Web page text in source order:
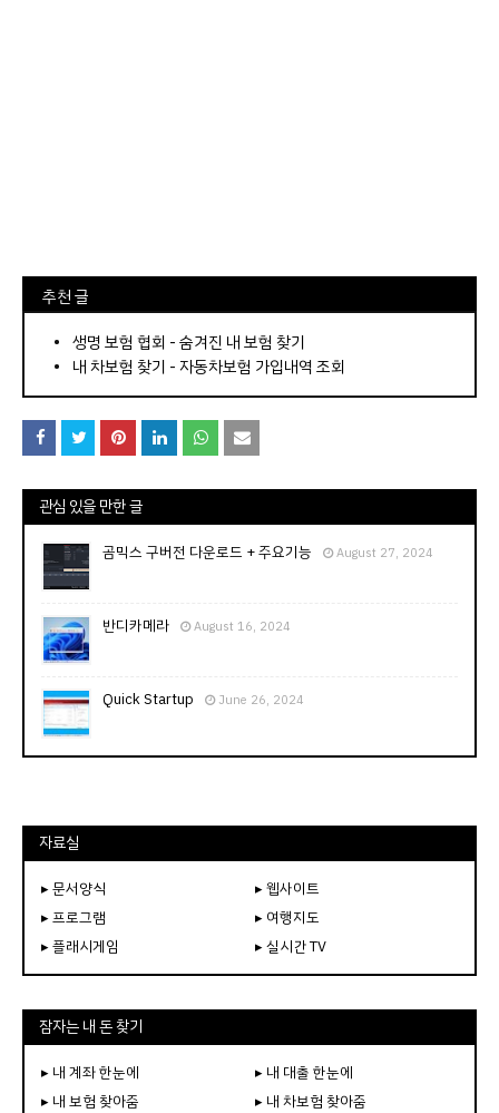
⠀추천 글
⠀­­­­­­­­؜؜؜؜­­­­­­­­؜؜؜؜• 생명 보험 협회 - 숨겨진 내 보험 찾기
내 차보험 찾기 - 자동차보험 가입내역 조회
관심 있을 만한 글
곰믹스 구버전 다운로드 + 주요기능 August 27, 2024
반디카메라 August 16, 2024
Quick Startup June 26, 2024
자료실
▸ 문서양식
▸ 웹사이트
▸ 프로그램
▸ 여행지도
▸ 플래시게임
▸ 실시간 TV
잠자는 내 돈 찾기
▸ 내 계좌 한눈에
▸ 내 대출 한눈에
▸ 내 보험 찾아줌
▸ 내 차보험 찾아줌